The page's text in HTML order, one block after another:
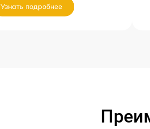
Узнать подробнее